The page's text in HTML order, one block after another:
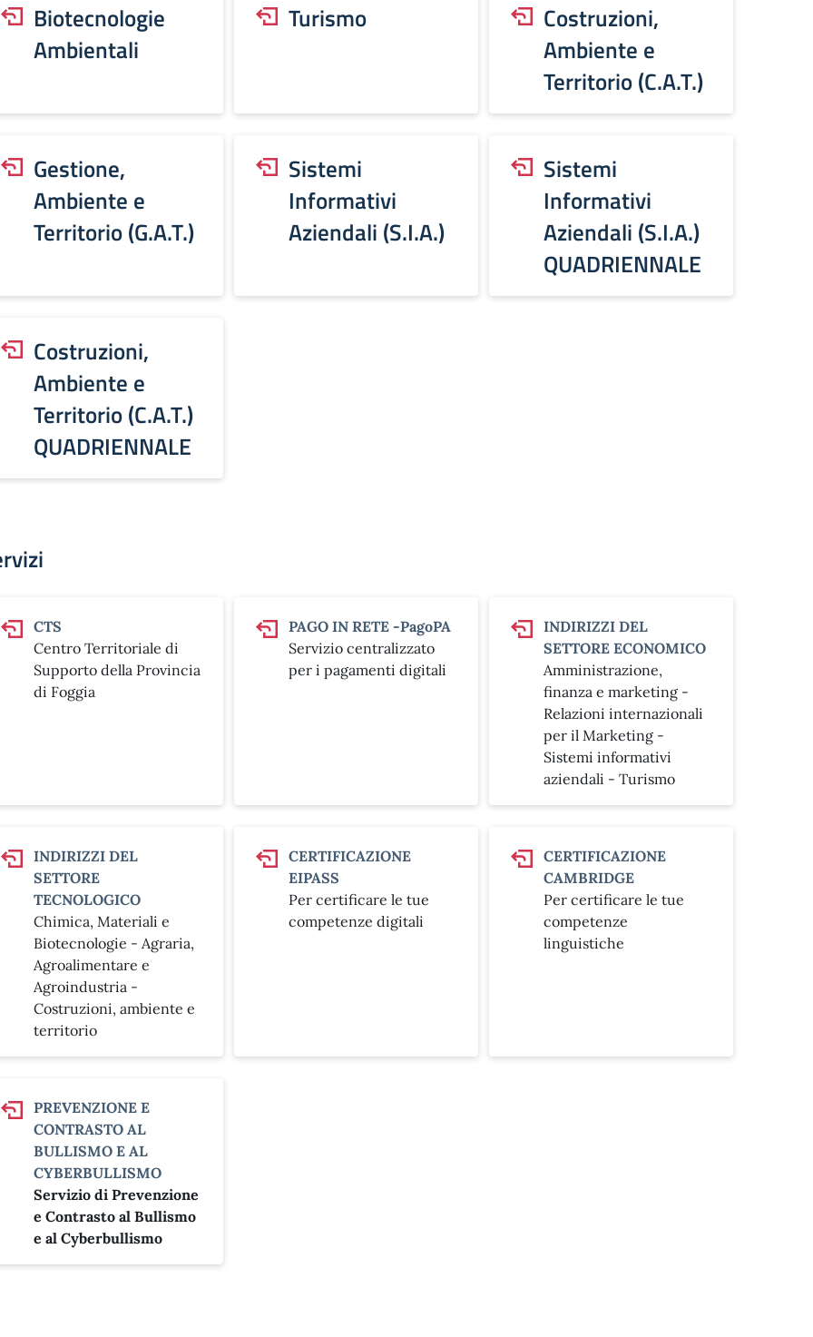
Biotecnologie
Ambientali
Turismo
Costruzioni,
Ambiente e
Territorio (C.A.T.)
Gestione,
Ambiente e
Territorio (G.A.T.)
Sistemi
Informativi
Aziendali (S.I.A.)
Sistemi
Informativi
Aziendali (S.I.A.)
QUADRIENNALE
Costruzioni,
Ambiente e
Territorio (C.A.T.)
QUADRIENNALE
CTS
Centro Territoriale di
Supporto della Provincia
di Foggia
PAGO IN RETE -PagoPA
Servizio centralizzato
per i pagamenti digitali
INDIRIZZI DEL
SETTORE ECONOMICO
Amministrazione,
finanza e marketing -
Relazioni internazionali
per il Marketing -
Sistemi informativi
aziendali - Turismo
INDIRIZZI DEL
SETTORE
TECNOLOGICO
Chimica, Materiali e
Biotecnologie - Agraria,
Agroalimentare e
Agroindustria -
Costruzioni, ambiente e
territorio
CERTIFICAZIONE
EIPASS
Per certificare le tue
competenze digitali
CERTIFICAZIONE
CAMBRIDGE
Per certificare le tue
competenze
linguistiche
PREVENZIONE E
CONTRASTO AL
BULLISMO E AL
CYBERBULLISMO
Servizio di Prevenzione
e Contrasto al Bullismo
e al Cyberbullismo